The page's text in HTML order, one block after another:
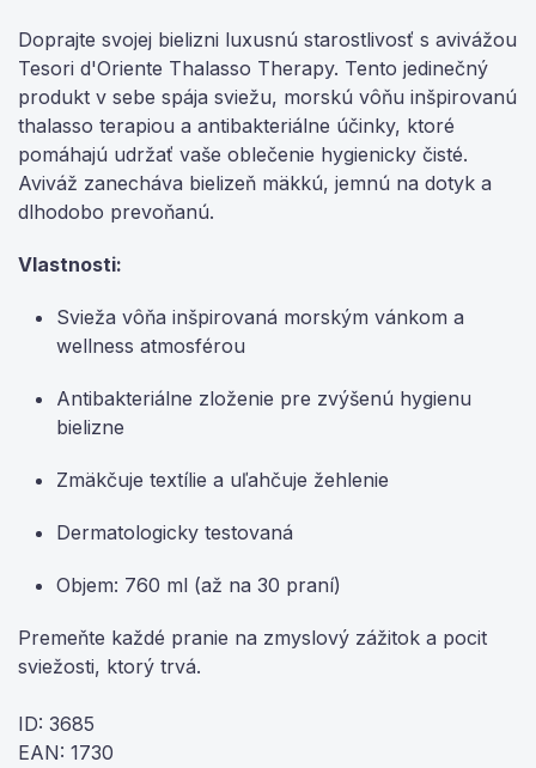
Doprajte svojej bielizni luxusnú starostlivosť s avivážou
Tesori d'Oriente Thalasso Therapy. Tento jedinečný
produkt v sebe spája sviežu, morskú vôňu inšpirovanú
thalasso terapiou a antibakteriálne účinky, ktoré
pomáhajú udržať vaše oblečenie hygienicky čisté.
Aviváž zanecháva bielizeň mäkkú, jemnú na dotyk a
dlhodobo prevoňanú.
Vlastnosti:
Svieža vôňa inšpirovaná morským vánkom a
wellness atmosférou
Antibakteriálne zloženie pre zvýšenú hygienu
bielizne
Zmäkčuje textílie a uľahčuje žehlenie
Dermatologicky testovaná
Objem: 760 ml (až na 30 praní)
Premeňte každé pranie na zmyslový zážitok a pocit
sviežosti, ktorý trvá.
ID: 3685
EAN: 1730